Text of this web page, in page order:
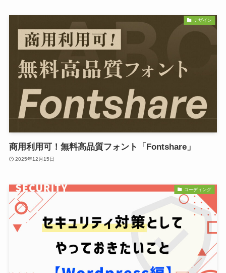
デザイン
商用利用可！無料高品質フォント「Fontshare」
2025年12月15日
コーディング